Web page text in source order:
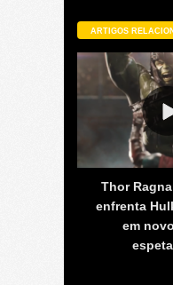
ARTIGOS
Thor
enfrenta
em